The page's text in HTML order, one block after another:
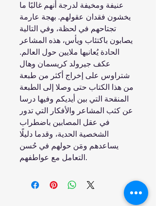
عنيفة ومخيفة لدرجة أنهم غالبًا ما
يخشون فقدان عقولهم. بهجة عارمة
تجتاحهم في لحظة، وفي التالية
يصابون باكتئاب ويأس، هذه المشاعر
الحادة يُعانيها ملايين حول العالم.
عكف جيرولد كريسمان وهال
شتراوس على إخراج أكثر من طبعة
من هذا الكتاب حتى وصلا إلى الطبعة
المنقحة التي بين أيديكم وفيها درسا
عن كثب المشاعر والأفكار التي تدور
في عقل المصابين باضطراب
الشخصية الحدية، وقدما دليلًا
يساعدهم ومَن حولهم في حُسن
التعامل مع عواطفهم.